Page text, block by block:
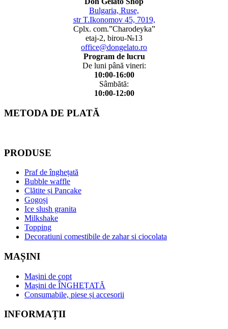
Bulgaria, Ruse,
str T.Ikonomov 45, 7019,
Cplx. com.”Charodeyka”
etaj-2, birou-№13
office@dongelato.ro
Program de lucru
De luni până vineri:
10:00-16:00
Sâmbătă:
10:00-12:00
METODA DE PLATĂ
PRODUSE
Praf de înghețată
Bubble waffle
Clătite și Pancake
Gogoși
Ice slush granita
Milkshake
Topping
Decoratiuni comestibile de zahar si ciocolata
MAȘINI
Mașini de copt
Mașini de ÎNGHEȚATĂ
Consumabile, piese și accesorii
INFORMAȚII